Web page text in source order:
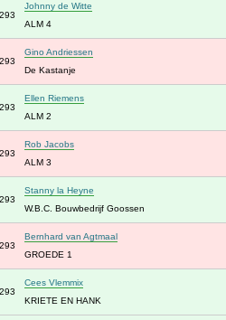
Johnny de Witte
ALM 4
Gino Andriessen
De Kastanje
Ellen Riemens
ALM 2
Rob Jacobs
ALM 3
Stanny la Heyne
W.B.C. Bouwbedrijf Goossen
Bernhard van Agtmaal
GROEDE 1
Cees Vlemmix
KRIETE EN HANK